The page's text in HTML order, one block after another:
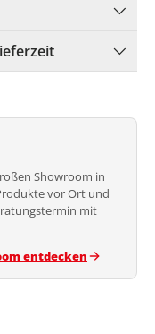
Showroom in
vor Ort und
mit
entdecken